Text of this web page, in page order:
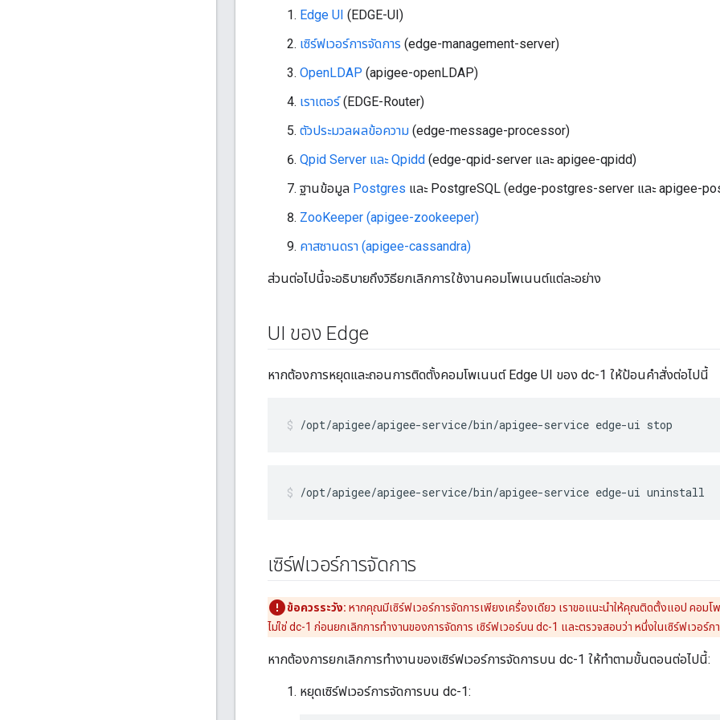
Edge UI (EDGE-UI)
เซิร์ฟเวอร์การจัดการ (edge-management-server)
OpenLDAP (apigee-openLDAP)
เราเตอร์(EDGE-Router)
ตัวประมวลผลข้อความ (edge-message-processor)
Qpid Server และ Qpidd (edge-qpid-server และ apigee-qpidd)
ฐานข้อมูล Postgres และ PostgreSQL (edge-postgres-server และ apigee-
ZooKeeper (apigee-zookeeper)
คาสซานดรา (apigee-cassandra)
ส่วนต่อไปนี้จะอธิบายถึงวิธียกเลิกการใช้งานคอมโพเนนต์แต่ละอย่าง
UI ของ Edge
หากต้องการหยุดและถอนการติดตั้งคอมโพเนนต์ Edge UI ของ dc-1 ให้ป้อนคำสั่งต่อไปนี้
/opt/apigee/apigee-service/bin/apigee-service edge-ui stop
/opt/apigee/apigee-service/bin/apigee-service edge-ui uninstall
เซิร์ฟเวอร์การจัดการ
ข้อควรระวัง: หากคุณมีเซิร์ฟเวอร์การจัดการเพียงเครื่องเดียว เราขอแนะนำให้คุณติดตั้งแอป คอมโ
ไม่ใช่ dc-1 ก่อนยกเลิกการทำงานของการจัดการ เซิร์ฟเวอร์บน dc-1 และตรวจสอบว่า หนึ่งในเซิร์ฟเวอร์
หากต้องการยกเลิกการทำงานของเซิร์ฟเวอร์การจัดการบน dc-1 ให้ทำตามขั้นตอนต่อไปนี้:
หยุดเซิร์ฟเวอร์การจัดการบน dc-1: